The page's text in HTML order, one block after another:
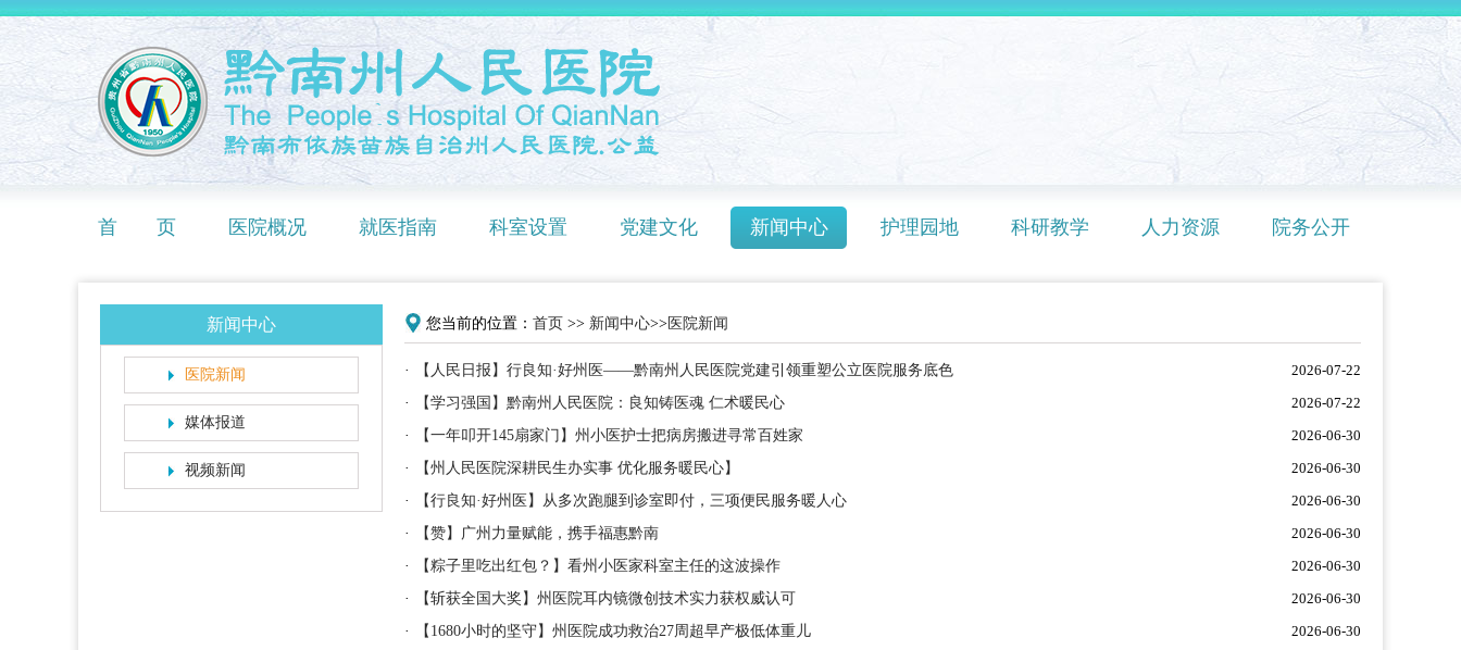
首 页 医院概况 就医指南 科室设置 党建文化 新闻中心 护理园地 科研教学 人力资源 院务公开
新闻中心
医院新闻
媒体报道
视频新闻
您当前的位置： 首页 >> 新闻中心>> 医院新闻
· 【人民日报】行良知·好州医——黔南州人民医院党建引领重塑公立医院服务底色
2026-07-22
·
【学习强国】黔南州人民医院：良知铸医魂 仁术暖民心
2026-07-22
·
【一年叩开145扇家门】州小医护士把病房搬进寻常百姓家
2026-06-30
·
【州人民医院深耕民生办实事 优化服务暖民心】
2026-06-30
·
【行良知·好州医】从多次跑腿到诊室即付，三项便民服务暖人心
2026-06-30
·
【赞】广州力量赋能，携手福惠黔南
2026-06-30
·
【粽子里吃出红包？】看州小医家科室主任的这波操作
2026-06-30
·
【斩获全国大奖】州医院耳内镜微创技术实力获权威认可
2026-06-30
·
【1680小时的坚守】州医院成功救治27周超早产极低体重儿
2026-06-30